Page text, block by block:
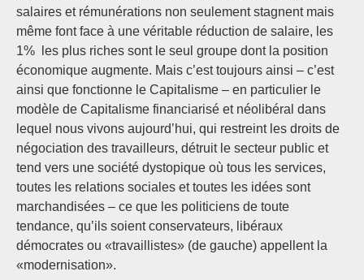
salaires et rémunérations non seulement stagnent mais
même font face à une véritable réduction de salaire, les
1% les plus riches sont le seul groupe dont la position
économique augmente. Mais c’est toujours ainsi – c’est
ainsi que fonctionne le Capitalisme – en particulier le
modèle de Capitalisme financiarisé et néolibéral dans
lequel nous vivons aujourd’hui, qui restreint les droits de
négociation des travailleurs, détruit le secteur public et
tend vers une société dystopique où tous les services,
toutes les relations sociales et toutes les idées sont
marchandisées – ce que les politiciens de toute
tendance, qu’ils soient conservateurs, libéraux
démocrates ou «travaillistes» (de gauche) appellent la
«modernisation».